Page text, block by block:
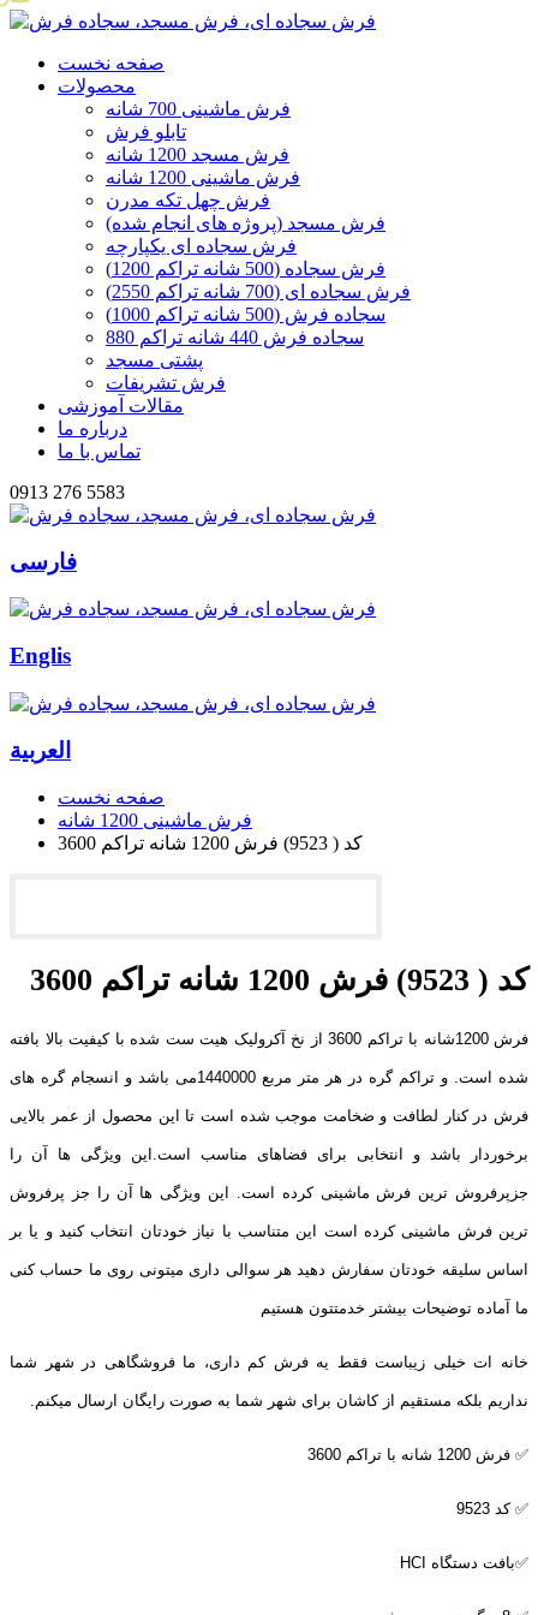
صفحه نخست
محصولات
فرش ماشینی 700 شانه
تابلو فرش
فرش مسجد 1200 شانه
فرش ماشینی 1200 شانه
فرش چهل تکه مدرن
فرش مسجد (پروژه های انجام شده)
فرش سجاده ای یکپارچه
فرش سجاده (500 شانه تراکم 1200)
فرش سجاده ای (700 شانه تراکم 2550)
سجاده فرش (500 شانه تراکم 1000)
سجاده فرش 440 شانه تراکم 880
پشتی مسجد
فرش تشریفات
مقالات آموزشی
درباره ما
تماس با ما
0913 276 5583
فارسی
Englis
العربیة
صفحه نخست
فرش ماشینی 1200 شانه
کد ( 9523) فرش 1200 شانه تراکم 3600
کد ( 9523) فرش 1200 شانه تراکم 3600
فرش 1200شانه با تراکم 3600 از نخ آکرولیک هیت ست شده با کیفیت بالا بافته
شده است. و تراکم گره در هر متر مربع 1440000می باشد و انسجام گره های
فرش در کنار لطافت و ضخامت موجب شده است تا این محصول از عمر بالایی
برخوردار باشد و انتخابی برای فضاهای مناسب است.این ویژگی ها آن را
جزپرفروش ترین فرش ماشینی کرده است. این ویژگی ها آن را جز پرفروش
ترین فرش ماشینی کرده است این متناسب با نیاز خودتان انتخاب کنید و یا بر
اساس سلیقه خودتان سفارش دهید هر سوالی داری میتونی روی ما حساب کنی
ما آماده توضیحات بیشتر خدمتتون هستیم
خانه ات خیلی زیباست فقط یه فرش کم داری، ما فروشگاهی در شهر شما
نداریم بلکه مستقیم از کاشان برای شهر شما به صورت رایگان ارسال میکنم.
✅ فرش 1200 شانه با تراکم 3600
✅ کد 9523
✅بافت دستگاه HCI